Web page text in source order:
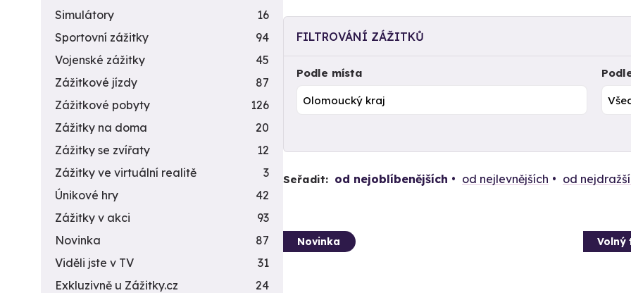
FILTROVÁNÍ ZÁŽITKŮ
Podle místa
Seřadit: od nejoblíbenějších od nejlevnějších od
Novinka Volný
Simulátory
16
Sportovní zážitky
94
Vojenské zážitky
45
Zážitkové jízdy
87
Zážitkové pobyty
126
Zážitky na doma
20
Zážitky se zvířaty
12
Zážitky ve virtuální realitě
3
Únikové hry
42
Zážitky v akci
93
Novinka
87
Viděli jste v TV
31
Exkluzivně u Zážitky.cz
24